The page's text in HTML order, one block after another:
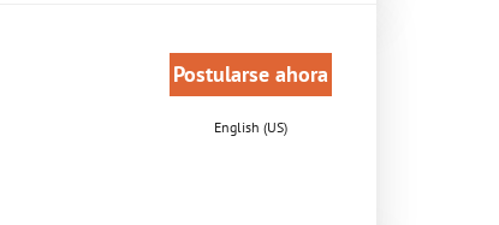
Postularse ahora
English (US)